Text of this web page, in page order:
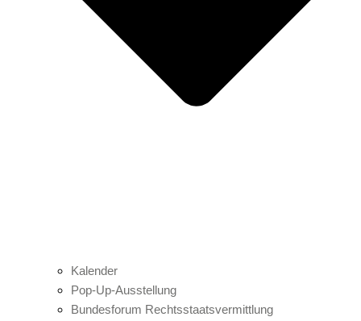
Kalender
Pop-Up-Ausstellung
Bundesforum Rechtsstaatsvermittlung